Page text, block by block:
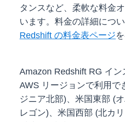
タンスなど、柔軟な料金
います。料金の詳細につい
Redshift の料金表ページ
Amazon Redshift RG イ
AWS リージョンで利用で
ジニア北部)、米国東部 (
レゴン)、米国西部 (北カ